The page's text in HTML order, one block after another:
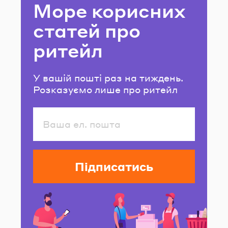
Море корисних
статей про
ритейл
У вашій пошті раз на тиждень.
Розказуємо лише про ритейл
Підписатись